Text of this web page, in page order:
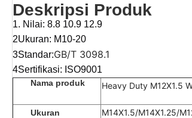
Deskripsi Produk
1. Nilai: 8.8 10.9 12.9
2Ukuran: M10-20
3Standar:GB/T 3098.1
4Sertifikasi: ISO9001
Nama produk Heavy Duty M12X1.5
Ukuran M14X1.5/M14X1.25/